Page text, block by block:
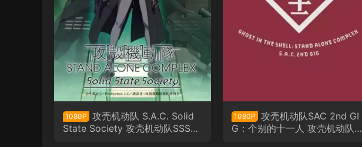
1080P
攻壳机动队 S.A.C. Solid
State Society 攻壳机动队SSS粤
1080P
攻壳机动队SAC 2nd GI
G：个别的十一人 攻壳机动队之